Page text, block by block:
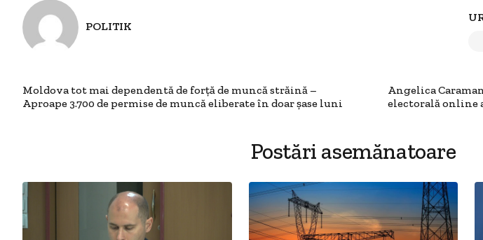
POLITIK
Moldova tot mai dependentă de forță de muncă străină –
Aproape 3.700 de permise de muncă eliberate în doar șase luni
Angelica
electorală online
Postări asemănatoare